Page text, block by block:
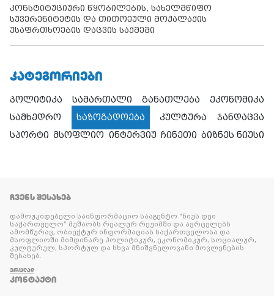
კონსტიტუციური წყობილების, სახელმწიფო
სუვერენიტეტის და თითოეული მოქალაქის
უსაფრთხოების დაცვის საქმეში
ᲙᲐᲢᲔᲒᲝᲠᲘᲔᲑᲘ
პოლიტიკა სამართალი განათლება
ეკონომიკა
სამხედრო
საზოგადოება კულტურა
ჯანდაცვა
სპორტი მსოფლიო ინტერვიუ ჩინეთი ბიზნეს ნიუსი
ᲩᲕᲔᲜᲡ ᲨᲔᲡᲐᲮᲔᲑ
დამოუკიდებელი საინფორმაციო სააგენტო “ნიუს დეი
საქართველო” მუშაობს რეალურ რეჟიმში და ავრცელებს
ამომწურავ, ობიექტურ ინფორმაციას საქართველოსა და
მსოფლიოში მიმდინარე პოლიტიკურ, ეკონომიკურ, სოციალურ,
კულტურულ, სპორტულ და სხვა მნიშვნელოვანი მოვლენების
შესახებ.
ᲕᲠᲪᲚᲐᲓ
ᲙᲝᲜᲢᲐᲥᲢᲘ